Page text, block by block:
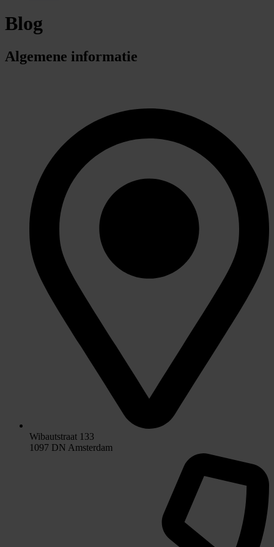
Blog
Algemene informatie
Wibautstraat 133
1097 DN Amsterdam